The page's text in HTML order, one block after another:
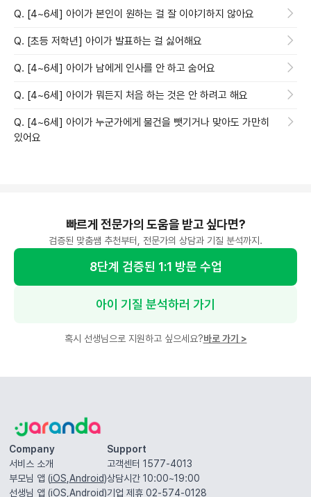
Q. [4~6세] 아이가 본인이 원하는 걸 잘 이야기하지 않아요
Q. [초등 저학년] 아이가 발표하는 걸 싫어해요
Q. [4~6세] 아이가 남에게 인사를 안 하고 숨어요
Q. [4~6세] 아이가 뭐든지 처음 하는 것은 안 하려고 해요
Q. [4~6세] 아이가 누군가에게 물건을 뺏기거나 맞아도 가만히
있어요
빠르게 전문가의 도움을 받고 싶다면?
검증된 맞춤쌤 추천부터, 전문가의 상담과 기질 분석까지.
8단계 검증된 1:1 방문 수업
아이 기질 분석하러 가기
혹시 선생님으로 지원하고 싶으세요?바로 가기 >
Company
서비스 소개
부모님 앱 (iOS Android)
선생님 앱 (iOS Android)
Support
고객센터 1577-4013
상담시간 10:00~19:00
기업 제휴 02-574-0128